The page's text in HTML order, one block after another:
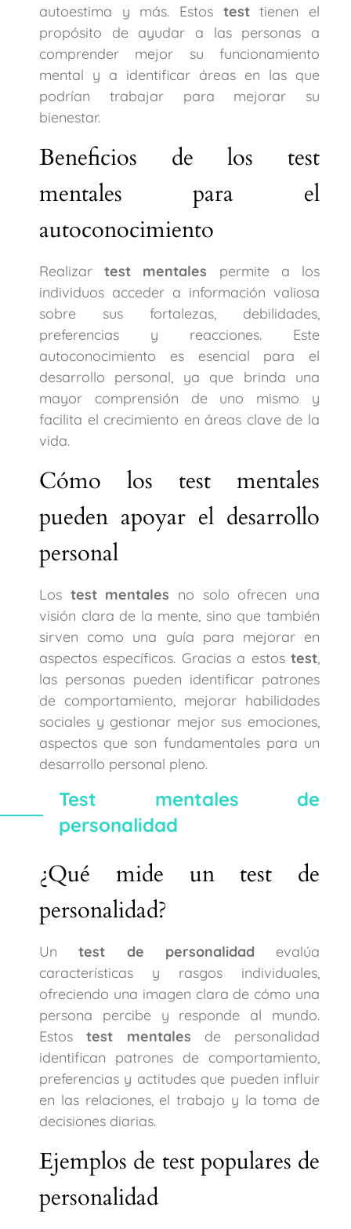
autoestima y más. Estos testtienen el
propósito de ayudar a las personas a
comprender mejor su funcionamiento
mental y a identificar áreas en las que
podrían trabajar para mejorar su
bienestar.
Beneficios de los test
mentales para el
autoconocimiento
Realizartest mentales permite a los
individuos acceder a información valiosa
sobre sus fortalezas, debilidades,
preferencias y reacciones. Este
autoconocimiento es esencial para el
desarrollo personal, ya que brinda una
mayor comprensión de uno mismo y
facilita el crecimiento en áreas clave de la
vida.
Cómo los test mentales
pueden apoyar el desarrollo
personal
Los test mentales no solo ofrecen una
visión clara de la mente, sino que también
sirven como una guía para mejorar en
aspectos específicos. Gracias a estos test,
las personas pueden identificar patrones
de comportamiento, mejorar habilidades
sociales y gestionar mejor sus emociones,
aspectos que son fundamentales para un
desarrollo personal pleno.
Test mentales de
personalidad
¿Qué mide un test de
personalidad?
Untest de personalidad evalúa
características y rasgos individuales,
ofreciendo una imagen clara de cómo una
persona percibe y responde al mundo.
Estostest mentales de personalidad
identifican patrones de comportamiento,
preferencias y actitudes que pueden influir
en las relaciones, el trabajo y la toma de
decisiones diarias.
Ejemplos de test populares de
personalidad